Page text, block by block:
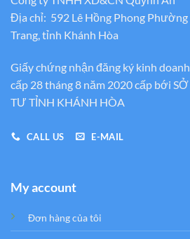
Địa chỉ: 592 Lê Hồng Phong Phường
Trang, tỉnh Khánh Hòa
Giấy chứng nhận đăng ký kinh
cấp 28 tháng 8 năm 2020 cấp bới
TƯ TỈNH KHÁNH HÒA
CALL US E-MAIL
My account
Đơn hàng của tôi